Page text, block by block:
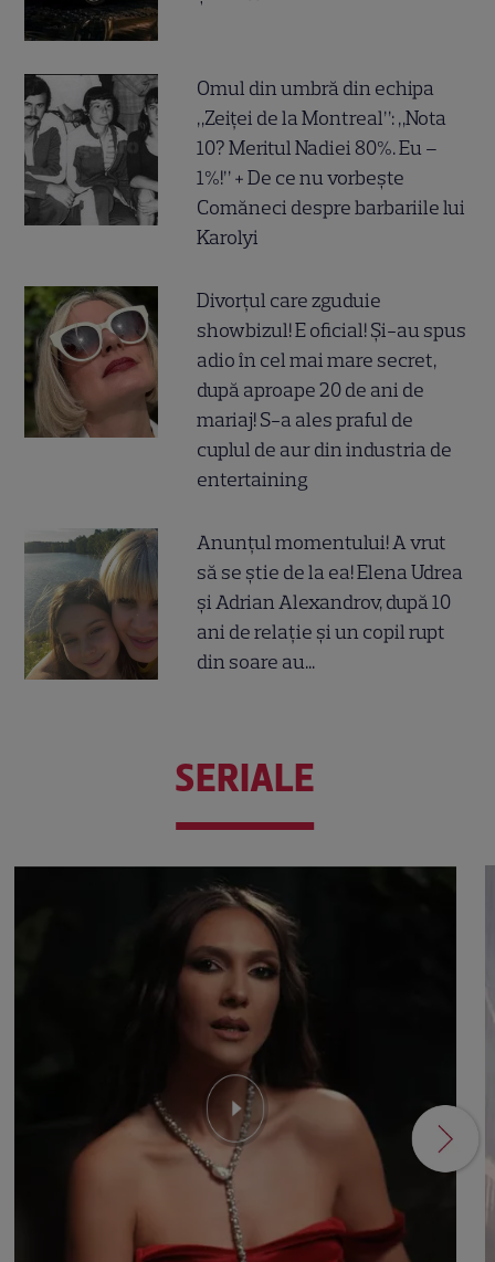
Omul din umbră din echipa
„Zeiței de la Montreal”: „Nota
10? Meritul Nadiei 80%. Eu –
1%!” + De ce nu vorbește
Comăneci despre barbariile lui
Karolyi
Divorțul care zguduie
showbizul! E oficial! Și-au spus
adio în cel mai mare secret,
după aproape 20 de ani de
mariaj! S-a ales praful de
cuplul de aur din industria de
entertaining
Anunțul momentului! A vrut
să se știe de la ea! Elena Udrea
și Adrian Alexandrov, după 10
ani de relație și un copil rupt
din soare au...
SERIALE